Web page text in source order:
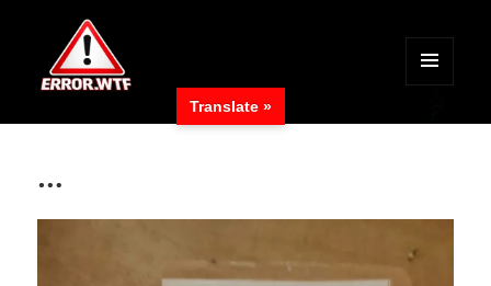
MENÜ
WIDGETS
…
Translate »